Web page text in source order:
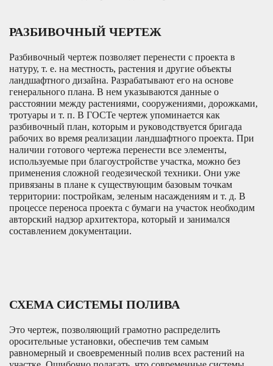
РАЗБИВОЧНЫЙ ЧЕРТЕЖ
Разбивочный чертеж позволяет перенести с проекта в
натуру, т. е. на местность, растения и другие объекты
ландшафтного дизайна. Разрабатывают его на основе
генерального плана. В нем указываются данные о
расстоянии между растениями, сооружениями, дорожками,
тротуары и т. п. В ГОСТе чертеж упоминается как
разбивочный план, которым и руководствуется бригада
рабочих во время реализации ландшафтного проекта. При
наличии готового чертежа перенести все элементы,
используемые при благоустройстве участка, можно без
применения сложной геодезической техники. Они уже
привязаны в плане к существующим базовым точкам
территории: постройкам, зеленым насаждениям и т. д. В
процессе переноса проекта с бумаги на участок необходим
авторский надзор архитектора, который и занимался
составлением документации.
СХЕМА СИСТЕМЫ ПОЛИВА
Это чертеж, позволяющий грамотно распределить
оросительные установки, обеспечив тем самым
равномерный и своевременный полив всех растений на